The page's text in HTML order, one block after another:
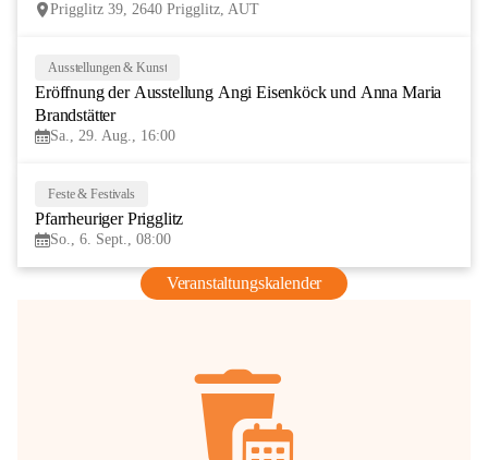
Prigglitz 39, 2640 Prigglitz, AUT
AUG
Ausstellungen & Kunst
Eröffnung der Ausstellung Angi Eisenköck und Anna Maria
Brandstätter
Sa., 29. Aug., 16:00
Feste & Festivals
Pfarrheuriger Prigglitz
So., 6. Sept., 08:00
Veranstaltungskalender